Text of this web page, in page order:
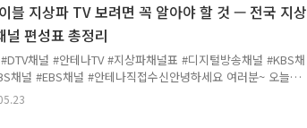
보면 게롤트가 어두운 분위기의 배경 앞에 서 있는데, 아직
에 대한 구체적인 정보는 공개되지 않은 상태예요. 늦여름에
개될 예정이라고 하니 일단 기다려..
블 지상파 TV 보려면 꼭 알아야 할 것 — 전국 지상
편성표 총정리
채널 #안테나TV #지상파채널표 #디지털방송채널 #KBS채
채널 #EBS채널 #안테나직접수신안녕하세요 여러분~ 오늘은
들고 왔어요!요즘 OTT 시대라 TV 안 보시는 분들도 많은데,
접 수신하려고 하시는 분들한테 꼭 필요한 정보예요 😊📡 우